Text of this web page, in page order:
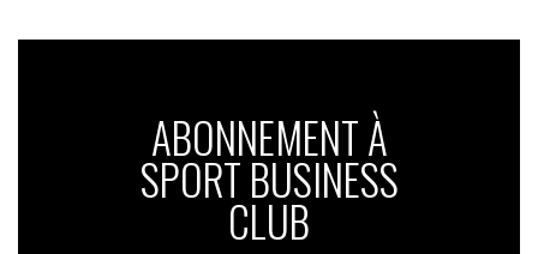
ABONNEMENT À
SPORT BUSINESS
CLUB